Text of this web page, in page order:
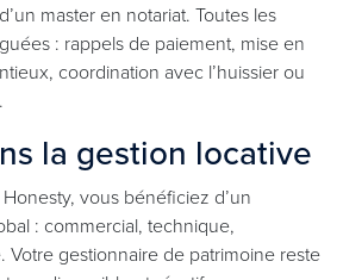
master en notariat. Toutes les
: rappels de paiement, mise en
coordination avec l’huissier ou
la gestion locative
vous bénéficiez d’un
: commercial, technique,
Votre gestionnaire de patrimoine reste